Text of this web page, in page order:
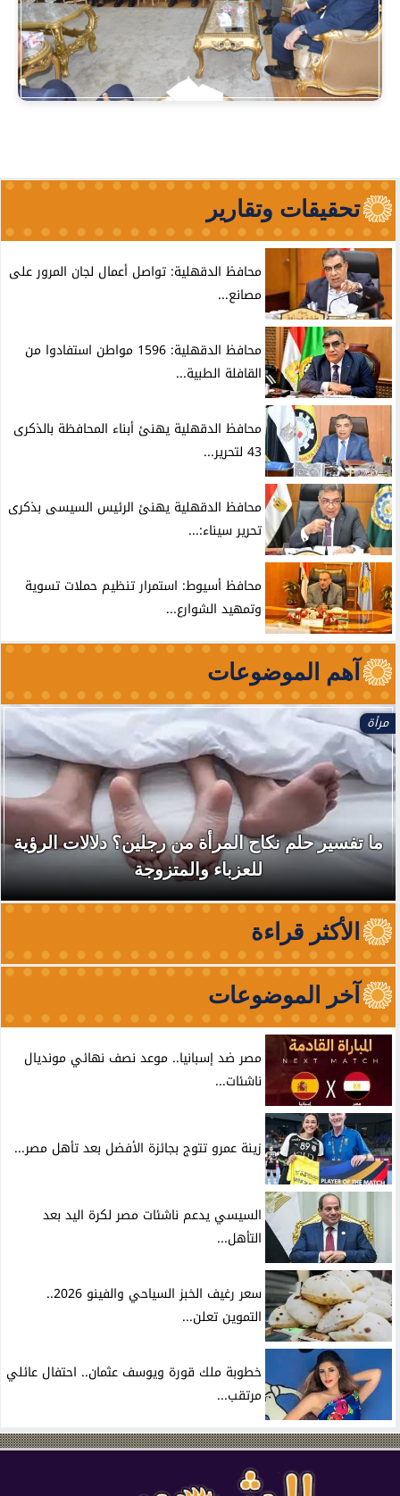
تحقيقات وتقارير
محافظ الدقهلية: تواصل أعمال لجان المرور على
مصانع...
محافظ الدقهلية: 1596 مواطن استفادوا من
القافلة الطبية...
محافظ الدقهلية يهنئ أبناء المحافظة بالذكرى
43 لتحرير...
محافظ الدقهلية يهنئ الرئيس السيسى بذكرى
تحرير سيناء:...
محافظ أسيوط: استمرار تنظيم حملات تسوية
وتمهيد الشوارع...
آهم الموضوعات
المرأة من رجلين؟ دلالات الرؤية
والمتزوجة
نقابة
الأكثر قراءة
آخر الموضوعات
مصر ضد إسبانيا.. موعد نصف نهائي مونديال
ناشئات...
زينة عمرو تتوج بجائزة الأفضل بعد تأهل مصر...
السيسي يدعم ناشئات مصر لكرة اليد بعد
التأهل...
سعر رغيف الخبز السياحي والفينو 2026..
التموين تعلن...
خطوبة ملك قورة ويوسف عثمان.. احتفال عائلي
مرتقب...